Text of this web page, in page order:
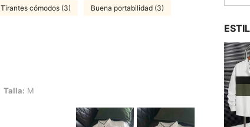
Tirantes cómodos (3) Buena portabilidad (3)
Talla: M